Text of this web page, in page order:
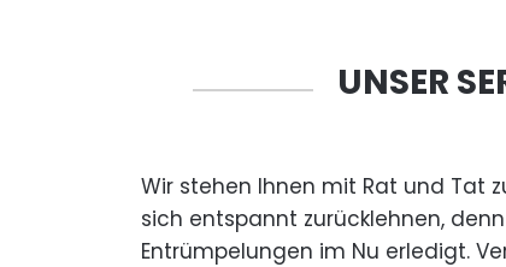
UNSER
Wir stehen Ihnen mit Rat und Tat
sich entspannt zurücklehnen,
Entrümpelungen im Nu erledigt.